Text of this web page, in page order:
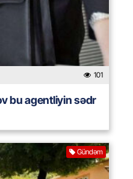
101
bu agentliyin sədr
Gündəm